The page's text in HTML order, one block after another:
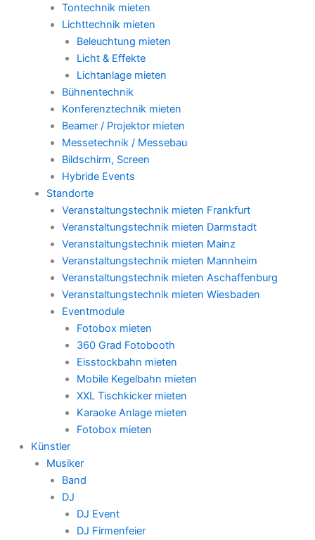
Tontechnik mieten
Lichttechnik mieten
Beleuchtung mieten
Licht & Effekte
Lichtanlage mieten
Bühnentechnik
Konferenztechnik mieten
Beamer / Projektor mieten
Messetechnik / Messebau
Bildschirm, Screen
Hybride Events
Standorte
Veranstaltungstechnik mieten Frankfurt
Veranstaltungstechnik mieten Darmstadt
Veranstaltungstechnik mieten Mainz
Veranstaltungstechnik mieten Mannheim
Veranstaltungstechnik mieten Aschaffenburg
Veranstaltungstechnik mieten Wiesbaden
Eventmodule
Fotobox mieten
360 Grad Fotobooth
Eisstockbahn mieten
Mobile Kegelbahn mieten
XXL Tischkicker mieten
Karaoke Anlage mieten
Fotobox mieten
Künstler
Musiker
Band
DJ
DJ Event
DJ Firmenfeier